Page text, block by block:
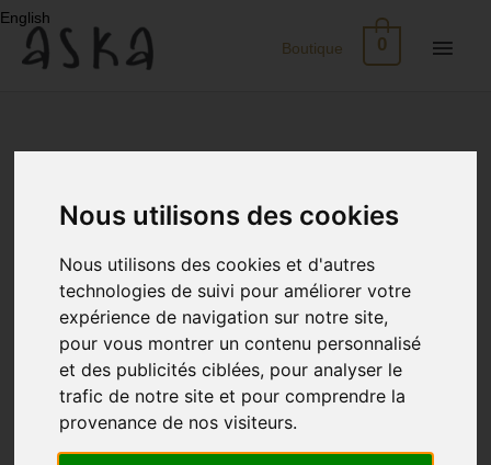
Nous utilisons des cookies
Nous utilisons des cookies et d'autres
technologies de suivi pour améliorer votre
expérience de navigation sur notre site,
pour vous montrer un contenu personnalisé
et des publicités ciblées, pour analyser le
trafic de notre site et pour comprendre la
provenance de nos visiteurs.
Aller
contenu
English
0
Eco-
Print
Robes
Soie
Jupes
Boutique